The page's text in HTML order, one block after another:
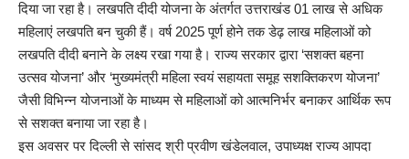
दिया जा रहा है। लखपति दीदी योजना के अंतर्गत उत्तराखंड 01 लाख से अधिक
महिलाएं लखपति बन चुकी हैं। वर्ष 2025 पूर्ण होने तक डेढ़ लाख महिलाओं को
लखपति दीदी बनाने के लक्ष्य रखा गया है। राज्य सरकार द्वारा ‘सशक्त बहना
उत्सव योजना’ और ‘मुख्यमंत्री महिला स्वयं सहायता समूह सशक्तिकरण योजना’
जैसी विभिन्न योजनाओं के माध्यम से महिलाओं को आत्मनिर्भर बनाकर आर्थिक रूप
से सशक्त बनाया जा रहा है।
इस अवसर पर दिल्ली से सांसद श्री प्रवीण खंडेलवाल, उपाध्यक्ष राज्य आपदा